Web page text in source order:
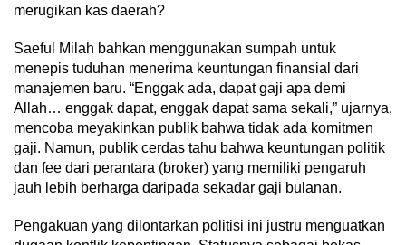
merugikan kas daerah?
Saeful Milah bahkan menggunakan sumpah untuk
menepis tuduhan menerima keuntungan finansial dari
manajemen baru. “Enggak ada, dapat gaji apa demi
Allah… enggak dapat, enggak dapat sama sekali,” ujarnya,
mencoba meyakinkan publik bahwa tidak ada komitmen
gaji. Namun, publik cerdas tahu bahwa keuntungan politik
dan fee dari perantara (broker) yang memiliki pengaruh
jauh lebih berharga daripada sekadar gaji bulanan.
Pengakuan yang dilontarkan politisi ini justru menguatkan